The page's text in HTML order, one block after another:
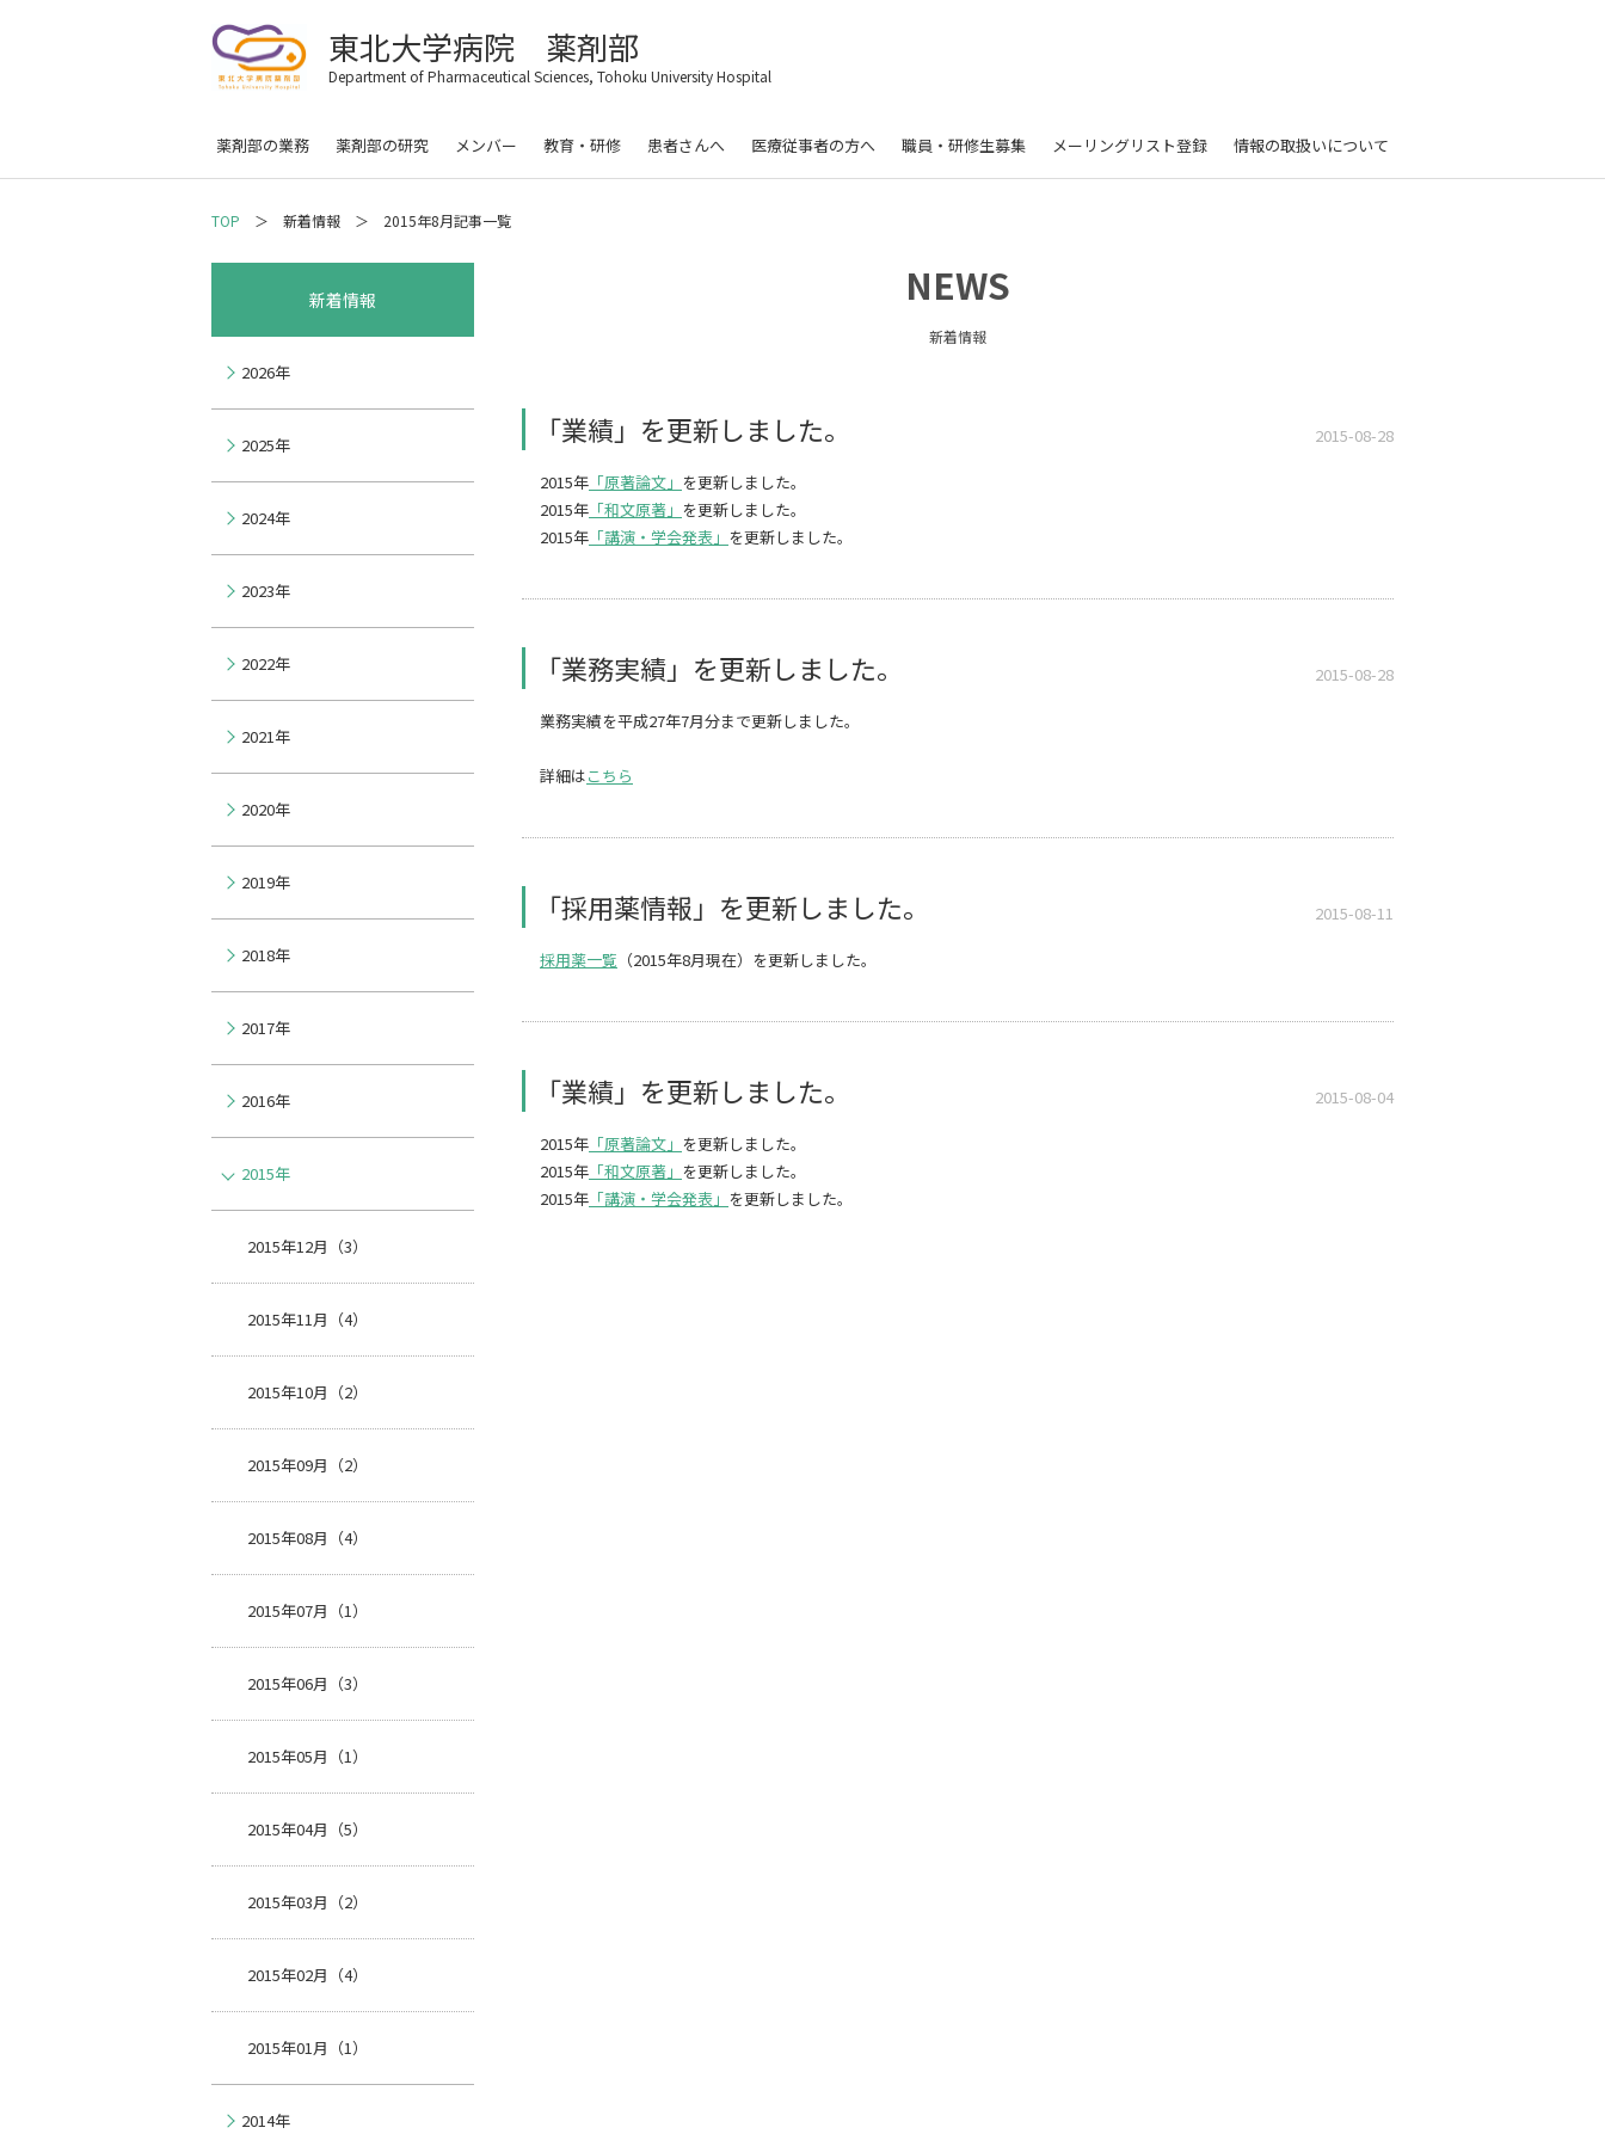
東北大学病院 薬剤部
Department of Pharmaceutical Sciences, Tohoku University Hospital
薬剤部の業務 薬剤部の研究 メンバー 教育・研修 患者さんへ 医療従事者の方へ 職員・研修生募集 メーリングリスト登録 情報の取扱いについて
TOP 新着情報 2015年8月記事一覧
新着情報
2026年
2025年
2024年
2023年
2022年
2021年
2020年
2019年
2018年
2017年
2016年
2015年
2015年12月（3）
2015年11月（4）
2015年10月（2）
2015年09月（2）
2015年08月（4）
2015年07月（1）
2015年06月（3）
2015年05月（1）
2015年04月（5）
2015年03月（2）
2015年02月（4）
2015年01月（1）
2014年
NEWS
新着情報
「業績」を更新しました。 2015-08-28
2015年 「原著論文」 を更新しました。
2015年 「和文原著」 を更新しました。
2015年 「講演・学会発表」 を更新しました。
「業務実績」を更新しました。 2015-08-28
業務実績を平成27年7月分まで更新しました。
詳細はこちら
「採用薬情報」を更新しました。 2015-08-11
採用薬一覧 （2015年8月現在）を更新しました。
「業績」を更新しました。 2015-08-04
2015年 「原著論文」 を更新しました。
2015年 「和文原著」 を更新しました。
2015年 「講演・学会発表」 を更新しました。